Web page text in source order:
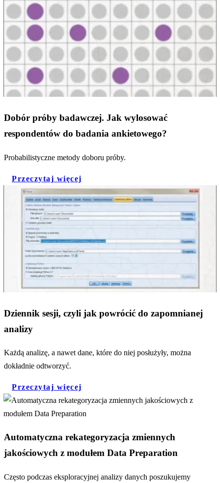
Dobór próby badawczej. Jak wylosować
respondentów do badania ankietowego?
Probabilistyczne metody doboru próby.
Przeczytaj więcej
Dziennik sesji, czyli jak powrócić do zapomnianej
analizy
Każdą analizę, a nawet dane, które do niej posłużyły, można
dokładnie odtworzyć.
Przeczytaj więcej
Automatyczna rekategoryzacja zmiennych
jakościowych z modułem Data Preparation
Często podczas eksploracyjnej analizy danych poszukujemy